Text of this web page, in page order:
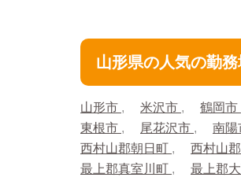
山形県の人気の勤
山形市 米沢市 鶴岡市
東根市
尾花沢市 南陽
西村山郡朝日町
西村山
最上郡真室川町
最上郡